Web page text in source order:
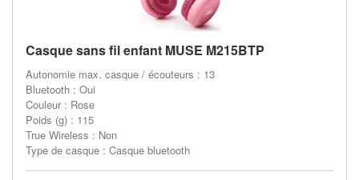
Casque sans fil enfant MUSE M215BTP
Autonomie max. casque / écouteurs : 13
Bluetooth : Oui
Couleur : Rose
Poids (g) : 115
True Wireless : Non
Type de casque : Casque bluetooth